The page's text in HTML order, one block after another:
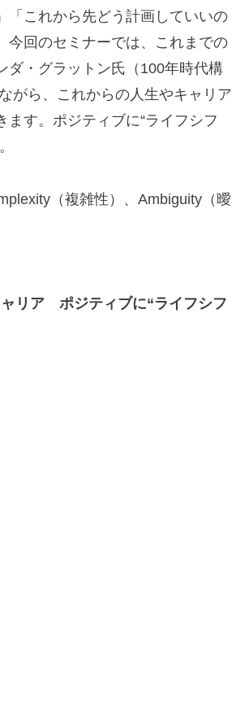
「これから先どう計画していいの
今回のセミナーでは、これまでの
ダ・グラットン氏（100年時代構
がら、これからの人生やキャリア
す。ポジティブに“ライフシフ
（複雑性）、Ambiguity（曖
リア ポジティブに“ライフシフ